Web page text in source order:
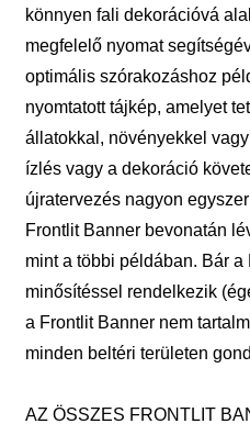
könnyen fali dekorációvá
megfelelő nyomat
optimális szórakozáshoz
nyomtatott tájkép, amelyet
állatokkal, növényekkel
ízlés vagy a dekoráció
újratervezés nagyon
Frontlit Banner bevonatán
mint a többi példában. Bár a
minősítéssel rendelkezik
a Frontlit Banner nem
minden beltéri területen
AZ ÖSSZES FRONTLIT